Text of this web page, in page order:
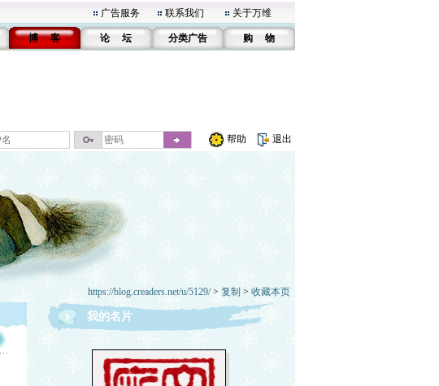
广告服务 联系我们 关于万维
博 客 论 坛 分类广告 购 物
帮助 退出
https://blog.creaders.net/u/5129/> 复制 > 收藏本页
我的名片